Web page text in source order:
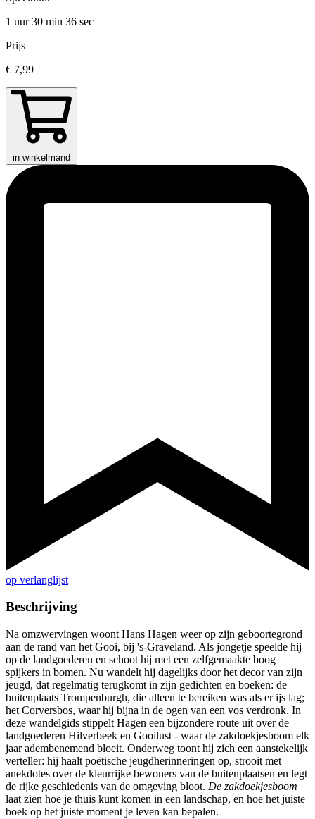
1 uur 30 min 36 sec
Prijs
€ 7,99
in winkelmand
op verlanglijst
Beschrijving
Na omzwervingen woont Hans Hagen weer op zijn geboortegrond
aan de rand van het Gooi, bij 's-Graveland. Als jongetje speelde hij
op de landgoederen en schoot hij met een zelfgemaakte boog
spijkers in bomen. Nu wandelt hij dagelijks door het decor van zijn
jeugd, dat regelmatig terugkomt in zijn gedichten en boeken: de
buitenplaats Trompenburgh, die alleen te bereiken was als er ijs lag;
het Corversbos, waar hij bijna in de ogen van een vos verdronk. In
deze wandelgids stippelt Hagen een bijzondere route uit over de
landgoederen Hilverbeek en Gooilust - waar de zakdoekjesboom elk
jaar adembenemend bloeit. Onderweg toont hij zich een aanstekelijk
verteller: hij haalt poëtische jeugdherinneringen op, strooit met
anekdotes over de kleurrijke bewoners van de buitenplaatsen en legt
de rijke geschiedenis van de omgeving bloot. De zakdoekjesboom
laat zien hoe je thuis kunt komen in een landschap, en hoe het juiste
boek op het juiste moment je leven kan bepalen.